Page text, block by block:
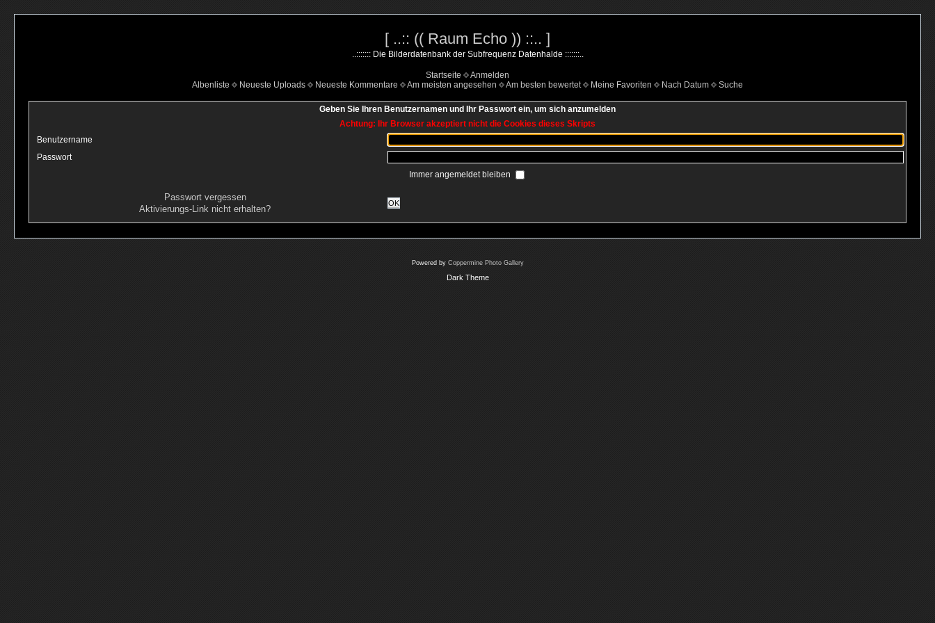
[ ..:: (( Raum Echo )) ::.. ]
..::::::: Die Bilderdatenbank der Subfrequenz Datenhalde :::::::..
Startseite
Anmelden
Albenliste
Neueste Uploads Neueste Kommentare Am meisten angesehen Am besten bewertet Meine Favoriten Nach Datum Suche
Geben Sie Ihren Benutzernamen und Ihr Passwort ein, um sich anzumelden
Achtung: Ihr Browser akzeptiert nicht die Cookies dieses Skripts
Benutzername
Passwort
Immer angemeldet bleiben
Passwort vergessen
Aktivierungs-Link nicht erhalten?
OK
Powered by Coppermine Photo Gallery
Dark Theme